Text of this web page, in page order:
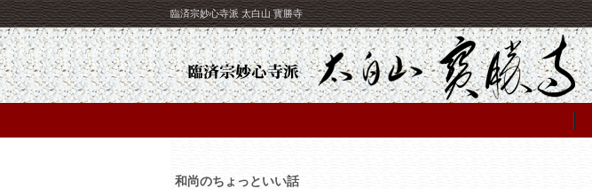
臨済宗妙心寺派 太白山 寳勝寺
和尚のちょっといい話